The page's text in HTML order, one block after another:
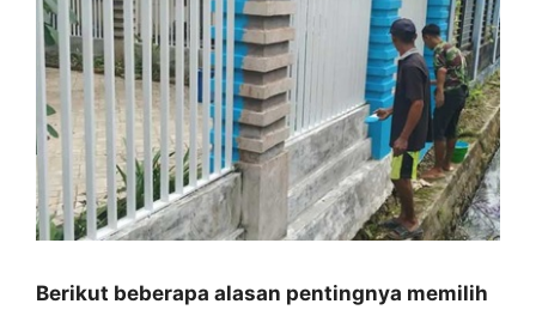
Berikut beberapa alasan pentingnya memilih